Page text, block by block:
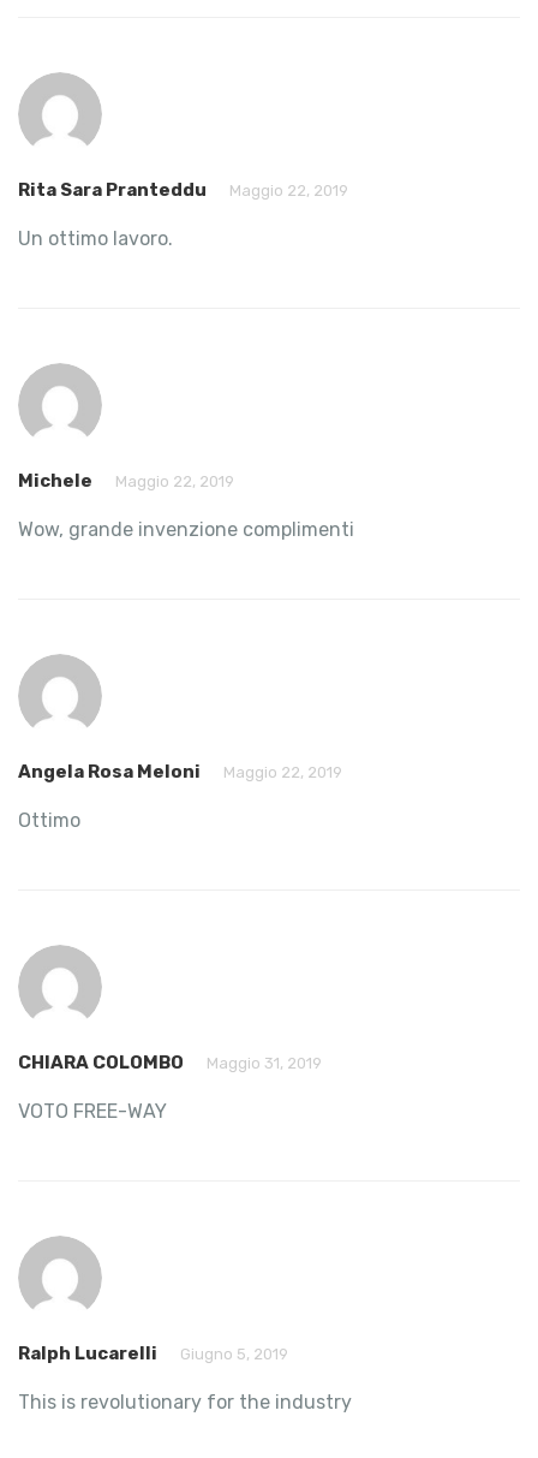
Rita Sara Pranteddu Maggio 22, 2019
Un ottimo lavoro.
Michele Maggio 22, 2019
Wow, grande invenzione complimenti
Angela Rosa Meloni Maggio 22, 2019
Ottimo
CHIARA COLOMBO Maggio 31, 2019
VOTO FREE-WAY
Ralph Lucarelli Giugno 5, 2019
This is revolutionary for the industry